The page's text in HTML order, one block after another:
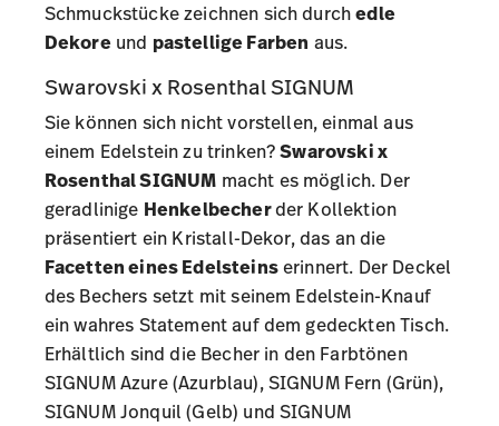
Schmuckstücke zeichnen sich durchedle
Dekoreund pastellige Farben aus.
Swarovski x Rosenthal SIGNUM
Sie können sich nicht vorstellen, einmal aus
einem Edelstein zu trinken?Swarovski x
Rosenthal SIGNUM macht es möglich. Der
geradlinige Henkelbecherder Kollektion
präsentiert ein Kristall-Dekor, das an die
Facetten eines Edelsteinserinnert. Der Deckel
des Bechers setzt mit seinem Edelstein-Knauf
ein wahres Statement auf dem gedeckten Tisch.
Erhältlich sind die Becher in den Farbtönen
SIGNUM Azure(Azurblau),SIGNUM Fern (Grün),
SIGNUM Jonquil (Gelb) und SIGNUM